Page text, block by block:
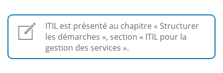
ITIL est présenté au chapitre « Structurer
les démarches », section « ITIL pour la
gestion des services ».